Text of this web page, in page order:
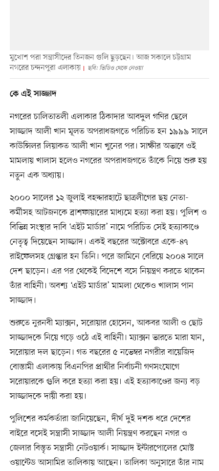
মুখোশ পরা সন্ত্রাসীদের তিনজন গুলি ছুড়ছেন। আজ সকালে চট্টগ্রাম
নগরের চন্দনপুরা এলাকায়
ছবি: ভিডিও থেকে নেওয়া
কে এই সাজ্জাদ
নগরের চালিতাতলী এলাকার ঠিকাদার আবদুল গণির ছেলে
সাজ্জাদ আলী খান মূলত অপরাধজগতে পরিচিত হন ১৯৯৯ সালে
কাউন্সিলর লিয়াকত আলী খান খুনের পর। সাক্ষীর অভাবে ওই
মামলায় খালাস হলেও নগরের অপরাধজগতে তাঁকে নিয়ে শুরু হয়
নতুন এক অধ্যায়।
২০০০ সালের ১২ জুলাই বহদ্দারহাটে ছাত্রলীগের ছয় নেতা-
কর্মীসহ আটজনকে ব্রাশফায়ারের মাধ্যমে হত্যা করা হয়। পুলিশ ও
বিভিন্ন সংস্থার দাবি ‘এইট মার্ডার’ নামে পরিচিত সেই হত্যাকাণ্ডে
নেতৃত্ব দিয়েছেন সাজ্জাদ। একই বছরের অক্টোবরে একে-৪৭
রাইফেলসহ গ্রেপ্তার হন তিনি। পরে জামিনে বেরিয়ে ২০০৪ সালে
দেশ ছাড়েন। এর পর থেকেই বিদেশে বসে নিয়ন্ত্রণ করতে থাকেন
তাঁর বাহিনী। অবশ্য ‘এইট মার্ডার’ মামলা থেকেও খালাস পান
সাজ্জাদ।
শুরুতে নুরনবী ম্যাক্সন, সরোয়ার হোসেন, আকবর আলী ও ছোট
সাজ্জাদকে নিয়ে গড়ে ওঠে এই বাহিনী। ম্যাক্সন ভারতে মারা যান,
সরোয়ার দল ছাড়েন। গত বছরের ৫ নভেম্বর নগরীর বায়েজিদ
বোস্তামী এলাকায় বিএনপির প্রার্থীর নির্বাচনী গণসংযোগে
সরোয়ারকে গুলি করে হত্যা করা হয়। এই হত্যাকাণ্ডের জন্য বড়
সাজ্জাদকে দায়ী করা হয়।
পুলিশের কর্মকর্তারা জানিয়েছেন, দীর্ঘ দুই দশক ধরে দেশের
বাইরে বসেই সন্ত্রাসী সাজ্জাদ আলী নিয়ন্ত্রণ করছেন নগর ও
জেলার বিস্তৃত সন্ত্রাসী নেটওয়ার্ক। সাজ্জাদ ইন্টারপোলের মোস্ট
ওয়ান্টেড আসামির তালিকায় আছেন। তালিকা অনুসারে তাঁর নাম